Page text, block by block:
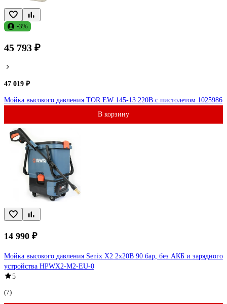
-3%
45 793 ₽
47 019 ₽
Мойка высокого давления TOR EW 145-13 220В с пистолетом 1025986
В корзину
14 990 ₽
Мойка высокого давления Senix X2 2x20В 90 бар, без АКБ и зарядного
устройства HPWX2-M2-EU-0
5
(7)